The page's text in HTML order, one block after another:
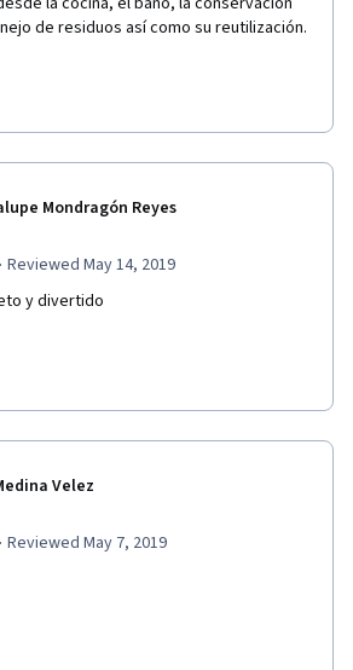
de residuos así como su reutilización.
Mondragón Reyes
· Reviewed May 14, 2019
y divertido
Velez
· Reviewed May 7, 2019